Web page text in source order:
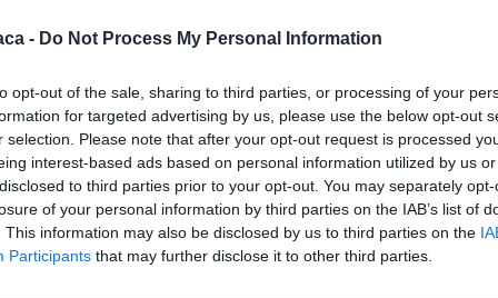
- Do Not Process My Personal Information
opt-out of the sale, sharing to third parties, or processing of your
for targeted advertising by us, please use the below opt-out
selection. Please note that after your opt-out request is processed
interest-based ads based on personal information utilized by us
to third parties prior to your opt-out. You may separately
of your personal information by third parties on the IAB’s list of
This information may also be disclosed by us to third parties on the
Participants that may further disclose it to other third parties.
che fanno parte della stessa catena fra cui sono
si trovano nelle province di Alessandria, Genova,
Cremona e Biella. Tutti fanno capo ad un’unica licenza
di Valenza.
anche nei confronti degli altri è lo stesso Questore: “I
in conferenza stampa -. vengono utilizzati dai
oro e gioielli e ricevono in cambio di soldi. In questo
la normativa che non va bene perché attualmente non
dovrebbe porre un rimedio perché la situazione è